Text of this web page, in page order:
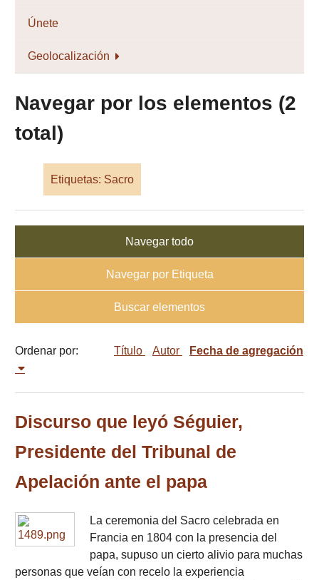
Únete
Geolocalización
Navegar por los elementos (2
total)
Etiquetas: Sacro
Navegar todo
Navegar por Etiqueta
Buscar elementos
Ordenar por: Título Autor Fecha de agregación
Discurso que leyó Séguier,
Presidente del Tribunal de
Apelación ante el papa
La ceremonia del Sacro celebrada en
Francia en 1804 con la presencia del
papa, supuso un cierto alivio para muchas
personas que veían con recelo la experiencia